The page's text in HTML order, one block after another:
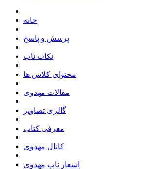
خانه
پرسش و پاسخ
نکات ناب
محتوای کلاس ها
مقالات مهدوی
گالری تصاویر
معرفی کتاب
کانال مهدوی
اشعار ناب مهدوی